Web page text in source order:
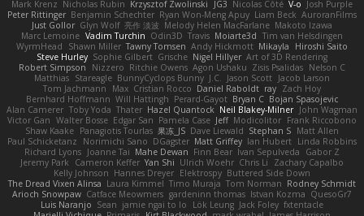
Mark Krenz Nicholas Rubin Krzysztof Zwolinski JG3 Nicolas Côté V-o Josh Purple
Peter Rittinger Benjamin Schechter Ryan Won-Meng Apuy Liam Beck AuroranFilms
Just Gollor Glyn Wolf 亮作 淡波 Melody Helen MacFarlane Makoto Izawa
Marc Lemoine Vadim Turchin Odin3D Travis Moiarte3d Tim van Helsdingen
WyrmHead
Shawn Miller Tawny Tomsen Andy Hickmott Mikayla
Hiroshi Saito
Steve Hurley Sophie Gilbert Grische Nigel Hillyer Art of 3D Rendering
Robert Simpson
Nizzero Ritchie Owens Agon Ushaku Zisis Psalidas Nelson C
Matthias Stareagle BunnyCyclops Bunny J.C. Jason Scott Jacob Larson
Tom Jachmann
Max Cristian Rocco Daniel Raboldt ray Zach Hoy
Bernhard Hoffmann Will Hattingh Perard-Gayot Bryan C Bojan Spasojevic
Alan Camerer Toby Yoda Thater Hazel Quantock Neil Blakey-Milner John Wagman
Victor Gan Walter Bosse Edgar San Pamela Case Jeff Modicolitor Frank Riccobono
Shaw Kaake Panagiotis Tourlas 果冻_JS Dave Liewald Stephan S Matt Allen
Paul Schicketanz
Norimichi Sano DGagster Matt Griffey Ian Hubert Linda Robbins
Richard Lyons Joanne Tai Mahe Dewan Finn Bear Ivan Sepulveda
Gabor Z
Jeremy Park
Cameron Keffer Yan Shi Ulrich Woehr Chris Li
Zachary Capalbo
Kelly Johnson Hannes Dreyer Elektrospy Buttered Side Down
The Dread Vixen Alinsa Laura Kimmel Timo Muraja Tom Norman Rodney Schmidt
Arioch Snowpaw Catface Meowmers gardeninn thomas Istvan Kozma QuesoGr7
Luis Naranjo Sean jamie ngai to lo Lök Leung Jack Foley fxtentacle